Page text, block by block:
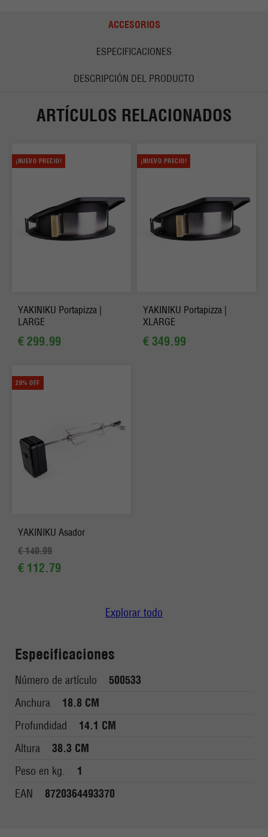
ACCESORIOS
ESPECIFICACIONES
DESCRIPCIÓN DEL PRODUCTO
ARTÍCULOS RELACIONADOS
¡NUEVO PRECIO!
YAKINIKU Portapizza |
LARGE
€ 299.99
¡NUEVO PRECIO!
YAKINIKU Portapizza |
XLARGE
€ 349.99
20% OFF
YAKINIKU Asador
€ 140.99
€ 112.79
Explorar todo
Especificaciones
Número de artículo
500533
Anchura
18.8 CM
Profundidad
14.1 CM
Altura
38.3 CM
Peso en kg.
1
EAN
8720364493370